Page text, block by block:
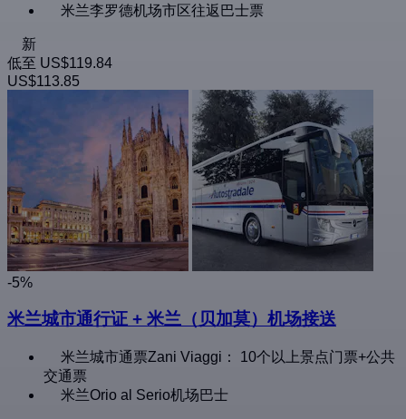
米兰李罗德机场市区往返巴士票
新
低至 US$119.84
US$113.85
-5%
米兰城市通行证 + 米兰（贝加莫）机场接送
米兰城市通票Zani Viaggi： 10个以上景点门票+公共
交通票
米兰Orio al Serio机场巴士